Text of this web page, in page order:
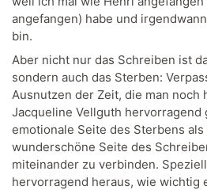
angefangen) habe und
bin.
Aber nicht nur das Schreiben ist
sondern auch das Sterben:
Ausnutzen der Zeit, die man noch
Jacqueline Vellguth hervorragend
emotionale Seite des Sterbens
wunderschöne Seite des
miteinander zu verbinden.
hervorragend heraus, wie wichtig